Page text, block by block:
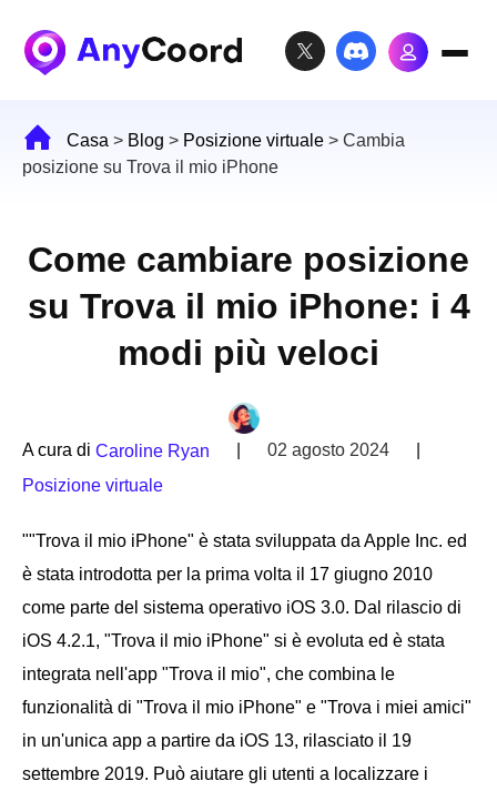
Casa > Blog > Posizione virtuale > Cambia
posizione su Trova il mio iPhone
Come cambiare posizione
su Trova il mio iPhone: i 4
modi più veloci
A cura di Caroline Ryan 02 agosto 2024
Posizione virtuale
""Trova il mio iPhone" è stata sviluppata da Apple Inc. ed
è stata introdotta per la prima volta il 17 giugno 2010
come parte del sistema operativo iOS 3.0. Dal rilascio di
iOS 4.2.1, "Trova il mio iPhone" si è evoluta ed è stata
integrata nell'app "Trova il mio", che combina le
funzionalità di "Trova il mio iPhone" e "Trova i miei amici"
in un'unica app a partire da iOS 13, rilasciato il 19
settembre 2019. Può aiutare gli utenti a localizzare i